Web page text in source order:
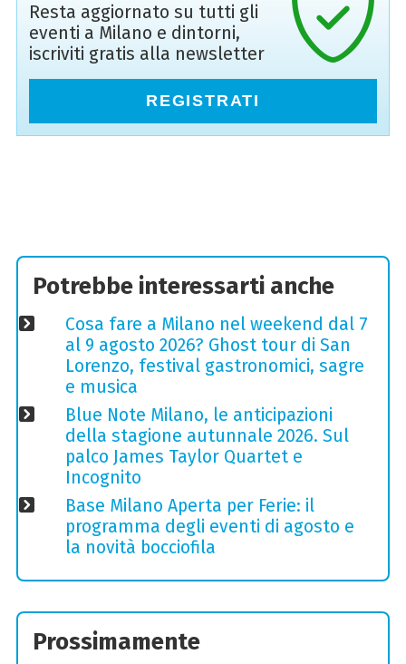
Resta aggiornato su tutti gli
eventi a Milano e dintorni,
iscriviti gratis alla newsletter
REGISTRATI
Potrebbe interessarti anche
Cosa fare a Milano nel weekend dal 7
al 9 agosto 2026? Ghost tour di San
Lorenzo, festival gastronomici, sagre
e musica
Blue Note Milano, le anticipazioni
della stagione autunnale 2026. Sul
palco James Taylor Quartet e
Incognito
Base Milano Aperta per Ferie: il
programma degli eventi di agosto e
la novità bocciofila
Prossimamente